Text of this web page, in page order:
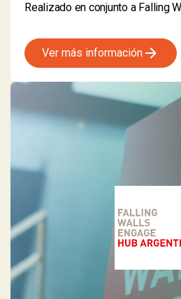
Realizado en conjunto a Falling
Ver más información arrow_forward